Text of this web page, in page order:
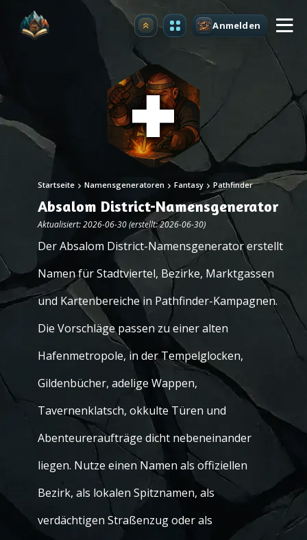
Upgrade Anmelden
Startseite Namensgeneratoren Fantasy Pathfinder
Absalom District-Namensgenerator
Aktualisiert: 2026-06-30 (erstellt: 2026-06-30)
Der Absalom District-Namensgenerator erstellt
Namen für Stadtviertel, Bezirke, Marktgassen
und Kartenbereiche in Pathfinder-Kampagnen.
Die Vorschläge passen zu einer alten
Hafenmetropole, in der Tempelglocken,
Gildenbücher, adelige Wappen,
Tavernenklatsch, okkulte Türen und
Abenteureraufträge dicht nebeneinander
liegen. Nutze einen Namen als offiziellen
Bezirk, als lokalen Spitznamen, als
verdächtigen Straßenzug oder als